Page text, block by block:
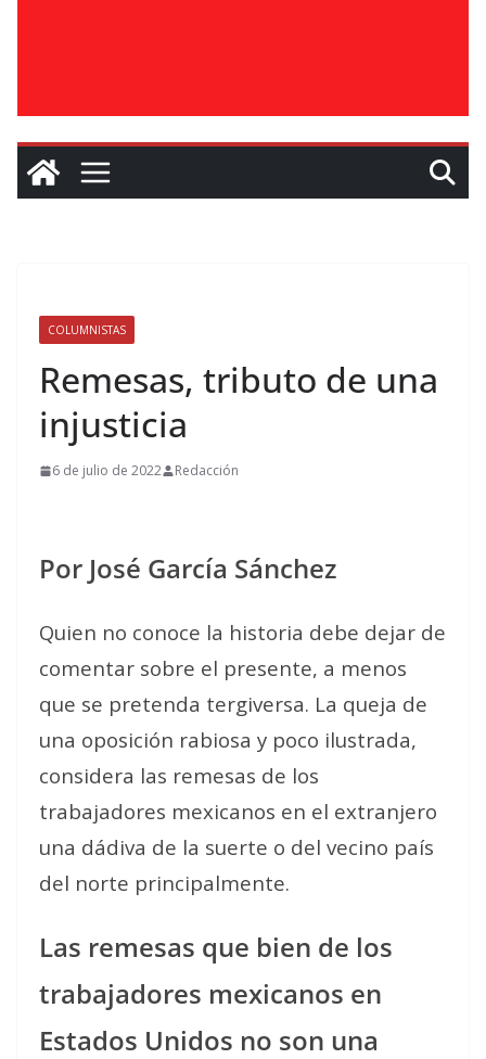
COLUMNISTAS
Remesas, tributo de una
injusticia
6 de julio de 2022 Redacción
Por José García Sánchez
Quien no conoce la historia debe dejar de
comentar sobre el presente, a menos
que se pretenda tergiversa. La queja de
una oposición rabiosa y poco ilustrada,
considera las remesas de los
trabajadores mexicanos en el extranjero
una dádiva de la suerte o del vecino país
del norte principalmente.
Las remesas que bien de los
trabajadores mexicanos en
Estados Unidos no son una